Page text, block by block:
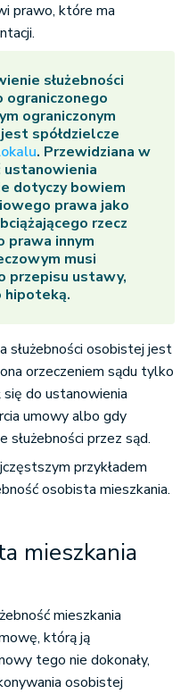
prawo, które ma
służebności
ograniczonego
ograniczonym
spółdzielcze
. Przewidziana w
ustanowienia
dotyczy bowiem
prawa jako
rzecz
prawa innym
musi
przepisu ustawy,
hipoteką.
służebności osobistej jest
orzeczeniem sądu tylko
do ustanowienia
umowy albo gdy
przez sąd.
przykładem
osobista mieszkania.
mieszkania
mieszkania
którą ją
tego nie dokonały,
osobistej